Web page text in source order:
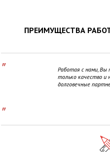
ПРЕИМУЩЕСТВА
"
Работая с нами, Вы
только качество и
долговечные
"